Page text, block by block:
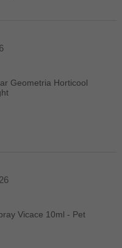
Geometria Horticool
Vicace 10ml - Pet